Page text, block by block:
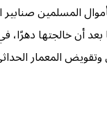
المسلمين صنابير
أن خالجتها
وتقويض المعمار